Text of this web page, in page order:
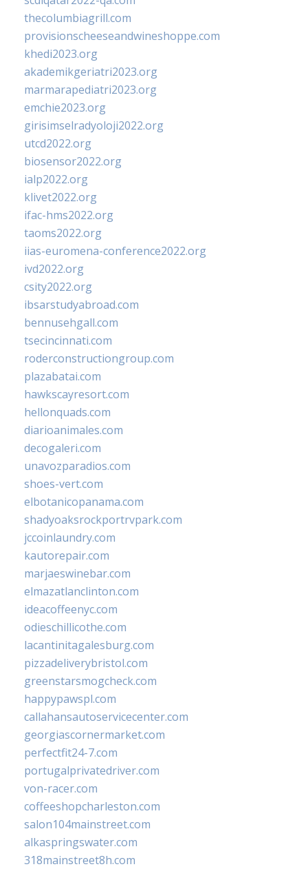
thecolumbiagrill.com
provisionscheeseandwineshoppe.com
khedi2023.org
akademikgeriatri2023.org
marmarapediatri2023.org
emchie2023.org
girisimselradyoloji2022.org
utcd2022.org
biosensor2022.org
ialp2022.org
klivet2022.org
ifac-hms2022.org
taoms2022.org
iias-euromena-conference2022.org
ivd2022.org
csity2022.org
ibsarstudyabroad.com
bennusehgall.com
tsecincinnati.com
roderconstructiongroup.com
plazabatai.com
hawkscayresort.com
hellonquads.com
diarioanimales.com
decogaleri.com
unavozparadios.com
shoes-vert.com
elbotanicopanama.com
shadyoaksrockportrvpark.com
jccoinlaundry.com
kautorepair.com
marjaeswinebar.com
elmazatlanclinton.com
ideacoffeenyc.com
odieschillicothe.com
lacantinitagalesburg.com
pizzadeliverybristol.com
greenstarsmogcheck.com
happypawspl.com
callahansautoservicecenter.com
georgiascornermarket.com
perfectfit24-7.com
portugalprivatedriver.com
von-racer.com
coffeeshopcharleston.com
salon104mainstreet.com
alkaspringswater.com
318mainstreet8h.com